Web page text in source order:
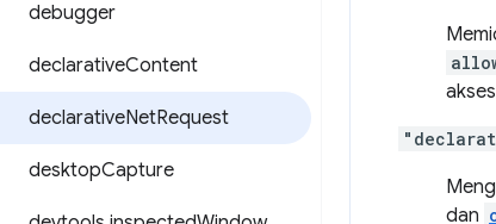
debugger
declarativeContent
declarativeNetRequest
desktopCapture
dan